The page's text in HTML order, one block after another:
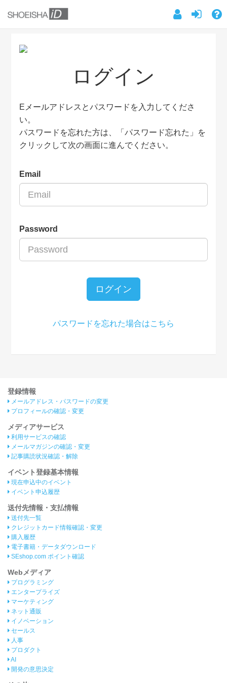
ログイン
Eメールアドレスとパスワードを入力してくださ
い。
パスワードを忘れた方は、「パスワード忘れた」を
クリックして次の画面に進んでください。
Email
Password
ログイン
パスワードを忘れた場合はこちら
登録情報
メールアドレス・パスワードの変更
プロフィールの確認・変更
メディアサービス
利用サービスの確認
メールマガジンの確認・変更
記事購読状況確認・解除
イベント登録基本情報
現在申込中のイベント
イベント申込履歴
送付先情報・支払情報
送付先一覧
クレジットカード情報確認・変更
購入履歴
電子書籍・データダウンロード
SEshop.com ポイント確認
Webメディア
プログラミング
エンタープライズ
マーケティング
ネット通販
イノベーション
セールス
人事
プロダクト
AI
開発の意思決定